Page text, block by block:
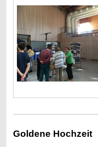
Goldene Hochzeit